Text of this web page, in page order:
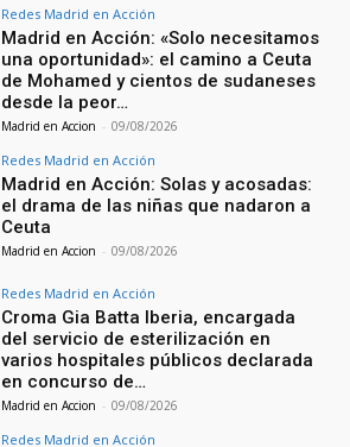
Redes Madrid en Acción
Madrid en Acción: «Solo necesitamos
una oportunidad»: el camino a Ceuta
de Mohamed y cientos de sudaneses
desde la peor…
Madrid en Accion - 09/08/2026
Redes Madrid en Acción
Madrid en Acción: Solas y acosadas:
el drama de las niñas que nadaron a
Ceuta
Madrid en Accion - 09/08/2026
Redes Madrid en Acción
Croma Gia Batta Iberia, encargada
del servicio de esterilización en
varios hospitales públicos declarada
en concurso de…
Madrid en Accion - 09/08/2026
Redes Madrid en Acción